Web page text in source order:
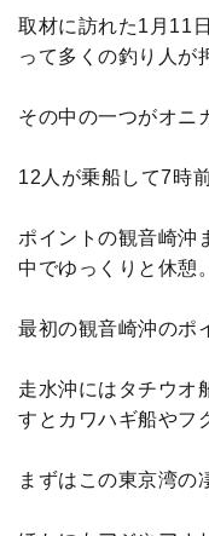
取材に訪れた1月11
って多くの釣り人が
その中の一つがオニ
12人が乗船して7時
ポイントの観音崎沖
中でゆっくりと休憩。
最初の観音崎沖のポ
走水沖にはタチウオ
すとカワハギ船やフ
まずはこの東京湾の